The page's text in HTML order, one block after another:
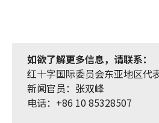
如欲了解更多信息，请联系：
红十字国际委员会东亚地区代
新闻官员：张双峰
电话：+86 10 85328507